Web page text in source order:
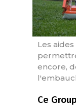
Les
encore,
Ce